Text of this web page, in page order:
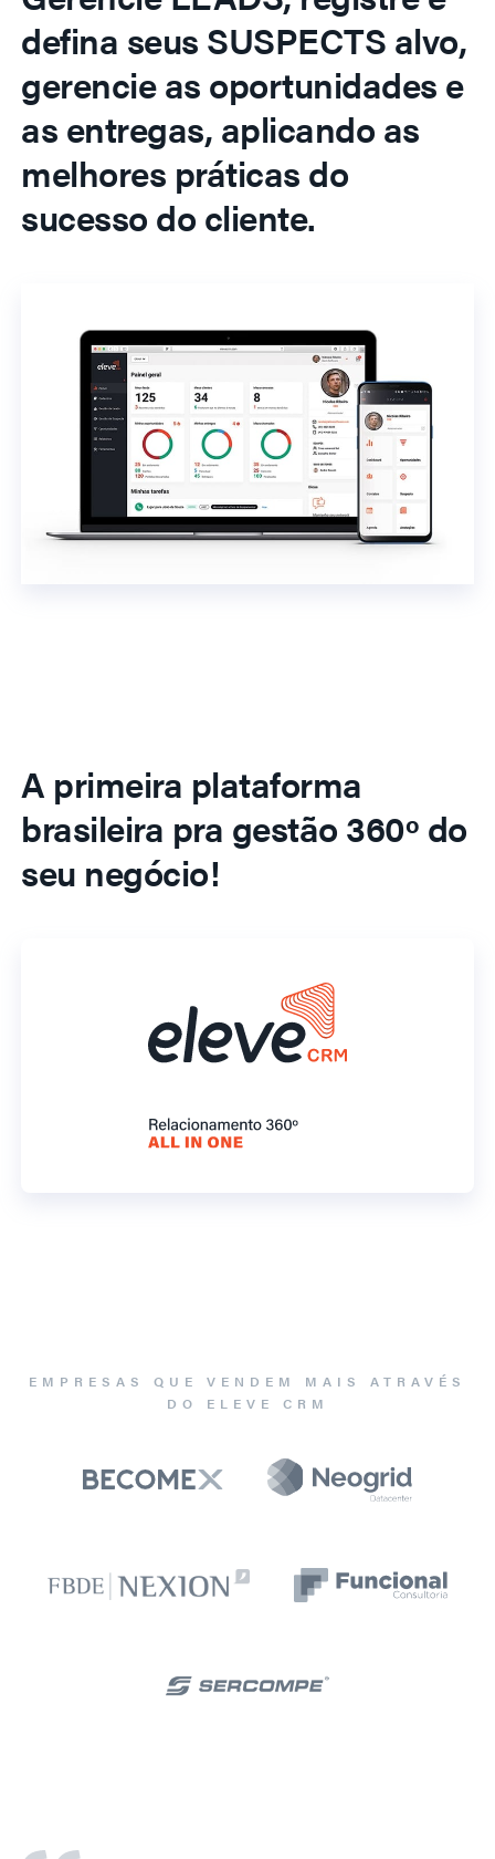
defina seus SUSPECTS alvo,
gerencie as oportunidades e
as entregas, aplicando as
melhores práticas do
sucesso do cliente.
A primeira plataforma
brasileira pra gestão 360º do
seu negócio!
EMPRESAS QUE VENDEM MAIS ATRAVÉS
DO ELEVE CRM